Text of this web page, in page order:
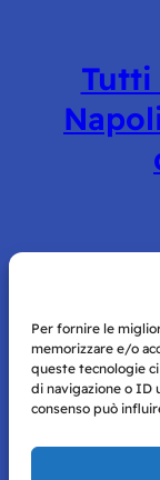
Per fornire le
memorizzare e/o
queste tecnologie
di navigazione o ID
consenso può
Napoli con
Tutte le immagini